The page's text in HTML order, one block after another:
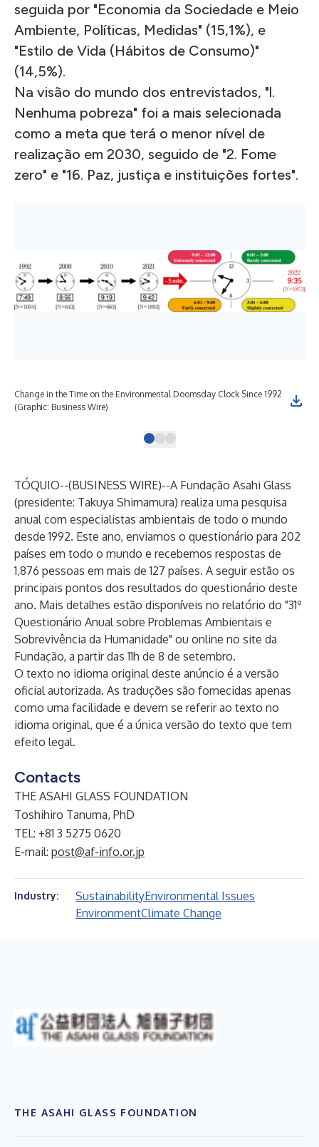
seguida por "Economia da Sociedade e Meio
Ambiente, Políticas, Medidas" (15,1%), e
"Estilo de Vida (Hábitos de Consumo)"
(14,5%).
Na visão do mundo dos entrevistados, "l.
Nenhuma pobreza" foi a mais selecionada
como a meta que terá o menor nível de
realização em 2030, seguido de "2. Fome
zero" e "16. Paz, justiça e instituições fortes".
Change in the Time on the Environmental Doomsday Clock Since 1992
(Graphic: Business Wire)
TÓQUIO--(BUSINESS WIRE)--A Fundação Asahi Glass
(presidente: Takuya Shimamura) realiza uma pesquisa
anual com especialistas ambientais de todo o mundo
desde 1992. Este ano, enviamos o questionário para 202
países em todo o mundo e recebemos respostas de
1,876 pessoas em mais de 127 países. A seguir estão os
principais pontos dos resultados do questionário deste
ano. Mais detalhes estão disponíveis no relatório do "31º
Questionário Anual sobre Problemas Ambientais e
Sobrevivência da Humanidade" ou online no site da
Fundação, a partir das 11h de 8 de setembro.
O texto no idioma original deste anúncio é a versão
oficial autorizada. As traduções são fornecidas apenas
como uma facilidade e devem se referir ao texto no
idioma original, que é a única versão do texto que tem
efeito legal.
Contacts
THE ASAHI GLASS FOUNDATION
Toshihiro Tanuma, PhD
TEL: +81 3 5275 0620
E-mail: post@af-info.or.jp
Industry: SustainabilityEnvironmental Issues
EnvironmentClimate Change
THE ASAHI GLASS FOUNDATION